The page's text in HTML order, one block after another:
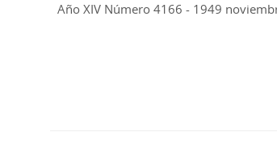
Año XIV Número 4166 - 1949